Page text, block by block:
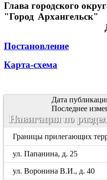
Глава городского
"Город Архангельск"
Постановление
Карта-схема
Дата
Последнее
Навигация по
Границы прилегающих
ул. Папанина, д. 25
ул. Воронина В.И., д. 40